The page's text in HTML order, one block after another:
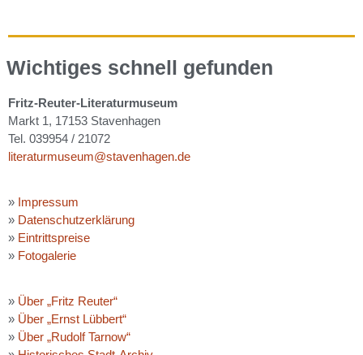
Wichtiges schnell gefunden
Fritz-Reuter-Literaturmuseum
Markt 1, 17153 Stavenhagen
Tel. 039954 / 21072
literaturmuseum@stavenhagen.de
» Impressum
» Datenschutzerklärung
» Eintrittspreise
» Fotogalerie
» Über „Fritz Reuter“
» Über „Ernst Lübbert“
» Über „Rudolf Tarnow“